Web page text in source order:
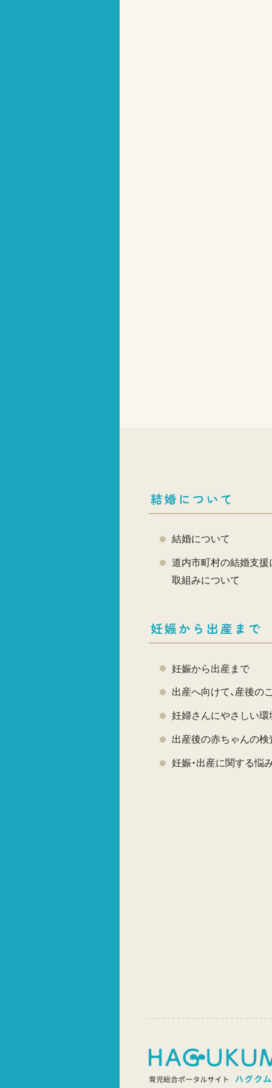
結婚について
結婚について
道内市町村の結婚支援
取組みについて
妊娠から出産まで
妊娠から出産まで
出産へ向けて、産後の
妊婦さんにやさしい環
出産後の赤ちゃんの検
妊娠・出産に関する悩